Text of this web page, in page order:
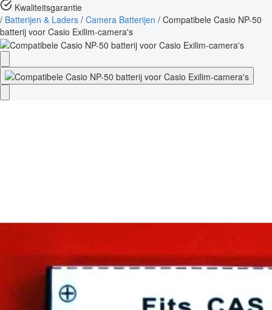
Kwaliteitsgarantie
/ Batterijen & Laders / Camera Batterijen / Compatibele Casio NP-50
batterij voor Casio Exilim-camera's